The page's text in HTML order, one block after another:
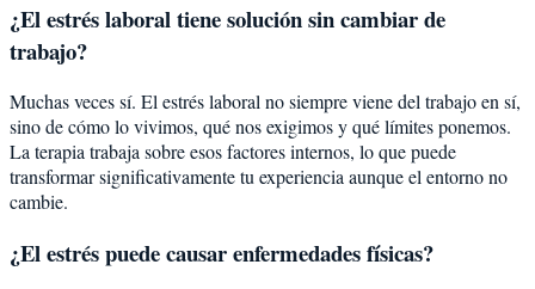
¿El estrés laboral tiene solución sin cambiar de
trabajo?
Muchas veces sí. El estrés laboral no siempre viene del trabajo en sí,
sino de cómo lo vivimos, qué nos exigimos y qué límites ponemos.
La terapia trabaja sobre esos factores internos, lo que puede
transformar significativamente tu experiencia aunque el entorno no
cambie.
¿El estrés puede causar enfermedades físicas?